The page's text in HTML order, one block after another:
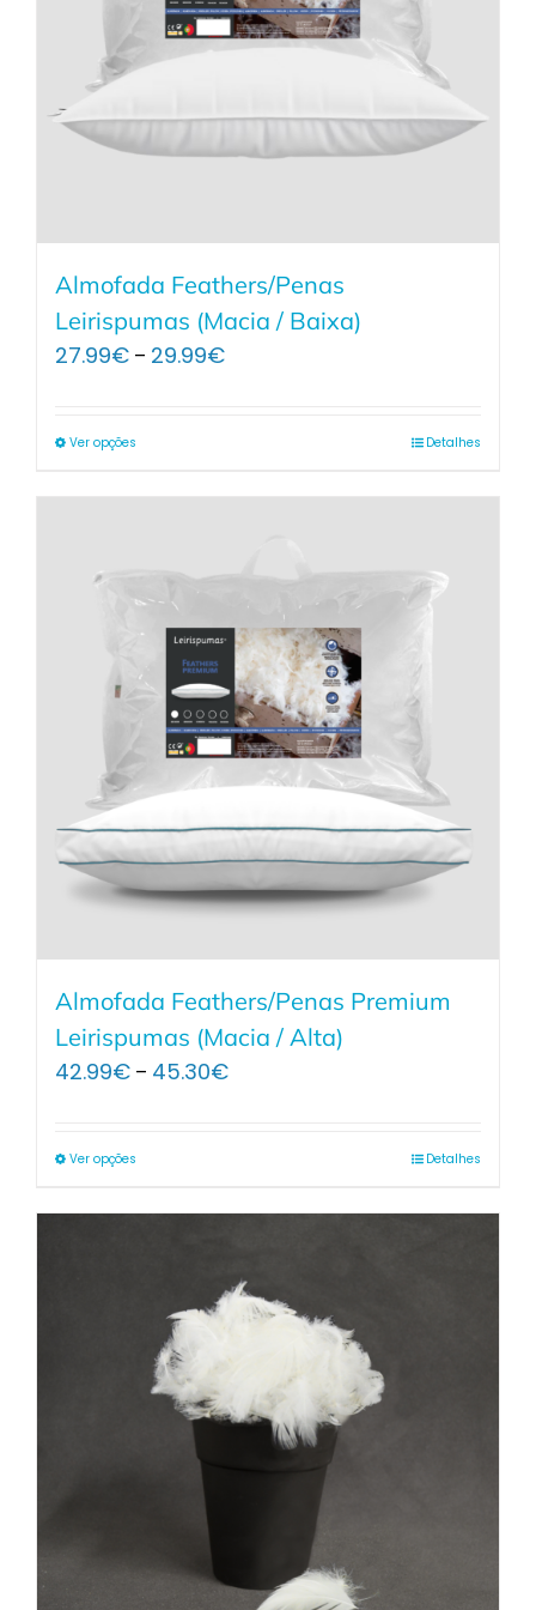
Almofada Feathers/Penas
Leirispumas (Macia / Baixa)
27.99€ – 29.99€Price
Ver opções Detalhes
Almofada Feathers/Penas Premium
Leirispumas (Macia / Alta)
42.99€ – 45.30€Price
Ver opções Detalhes